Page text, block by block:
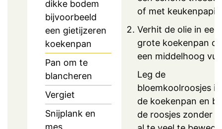
dikke bodem
bijvoorbeeld
een gietijzeren
koekenpan
Pan om te
blancheren
Vergiet
Snijplank en
mes
of met
Verhit de olie in een
grote koekenpan op
een middelhoog
Leg de
bloemkoolroosjes in
de koekenpan en
de roosjes zonder